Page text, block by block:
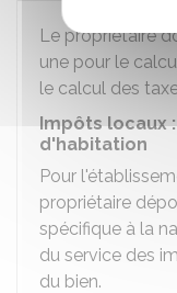
Le propriétaire
une pour le
le calcul des
Impôts locaux
d'habitation
Pour
propriétaire
spécifique à la
du service des
du bien.